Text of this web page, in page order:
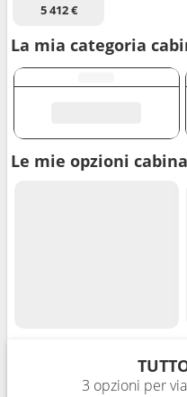
5 412 €
La mia categoria
Le mie opzioni cabina
3 opzioni per